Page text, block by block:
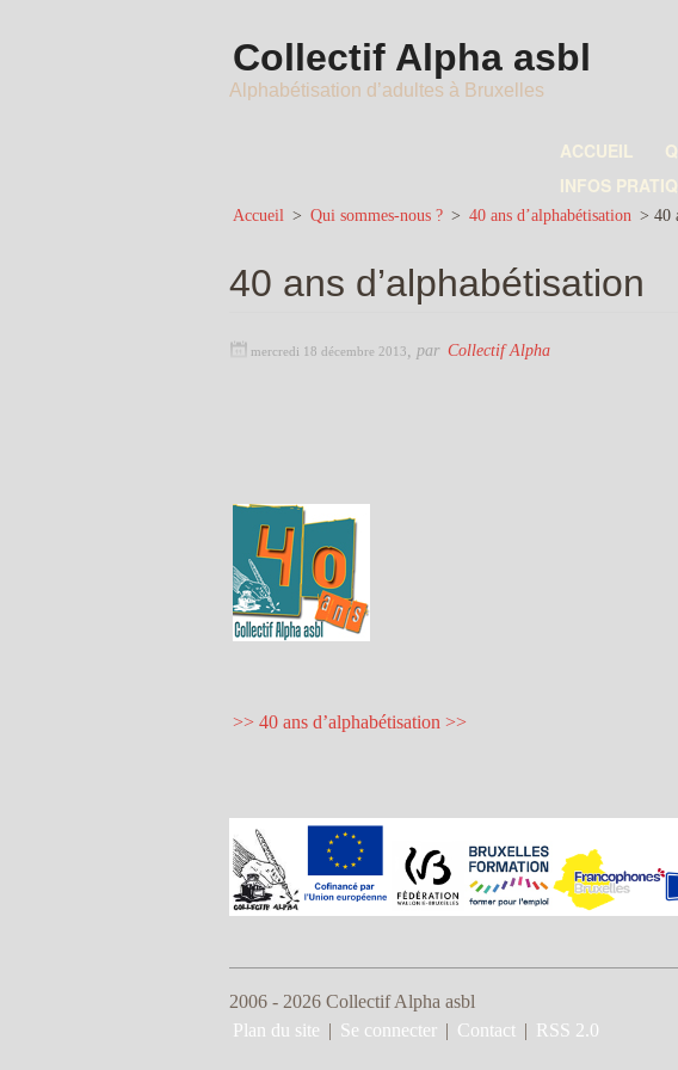
Collectif Alpha asbl
Alphabétisation d’adultes à Bruxelles
ACCUEIL
INFOS
Accueil > Qui sommes-nous ? > 40 ans d’alphabétisation > 40
40 ans d’alphabétisation
mercredi 18 décembre 2013 par Collectif Alpha
>> 40 ans d’alphabétisation >>
2006 - 2026 Collectif Alpha asbl
Plan du site | Se connecter | Contact | RSS 2.0